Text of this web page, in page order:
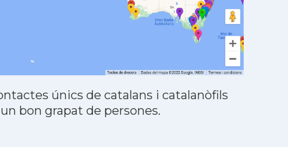
únics de catalans i catalanòfils
bon grapat de persones.